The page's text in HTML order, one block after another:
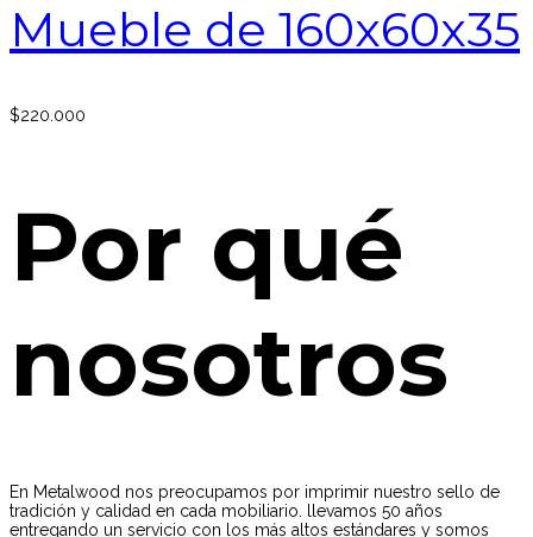
Mueble de 160x60x35
$220.000
Por qué
nosotros
En Metalwood nos preocupamos por imprimir nuestro sello de
tradición y calidad en cada mobiliario. llevamos 50 años
entregando un servicio con los más altos estándares y somos